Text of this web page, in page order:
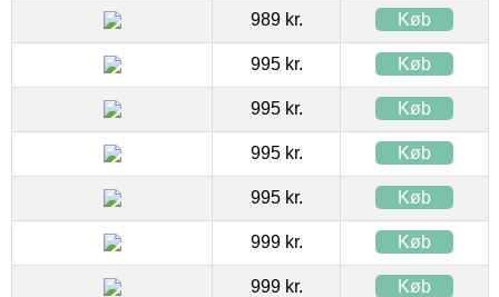
989 kr. Køb
995 kr. Køb
995 kr. Køb
995 kr. Køb
995 kr. Køb
999 kr. Køb
999 kr. Køb